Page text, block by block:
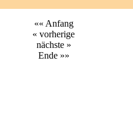
«« Anfang
« vorherige
nächste »
Ende »»